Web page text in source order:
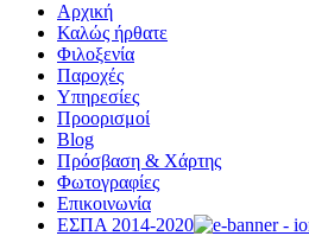
Αρχική
Καλώς ήρθατε
Φιλοξενία
Παροχές
Υπηρεσίες
Προορισμοί
Blog
Πρόσβαση & Χάρτης
Φωτογραφίες
Επικοινωνία
ΕΣΠΑ 2014-2020